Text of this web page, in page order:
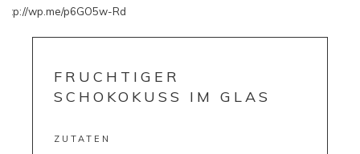
FRUCHTIGER
SCHOKOKUSS IM GLAS
ZUTATEN